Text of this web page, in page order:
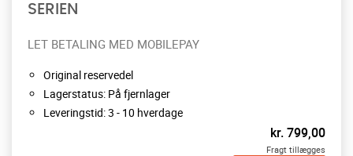
SERIEN
LET BETALING MED MOBILEPAY
Original reservedel
Lagerstatus: På fjernlager
Leveringstid: 3 - 10 hverdage
kr.799,00
Fragt tillægges